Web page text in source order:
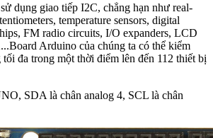
dụng giao tiếp I2C, chẳng hạn như real-
temperature sensors, digital
FM radio circuits, I/O expanders, LCD
Arduino của chúng ta có thể kiểm
tối đa trong một thời điểm lên đến 112 thiết bị
SDA là chân analog 4, SCL là chân